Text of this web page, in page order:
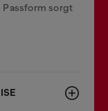
Passform sorgt